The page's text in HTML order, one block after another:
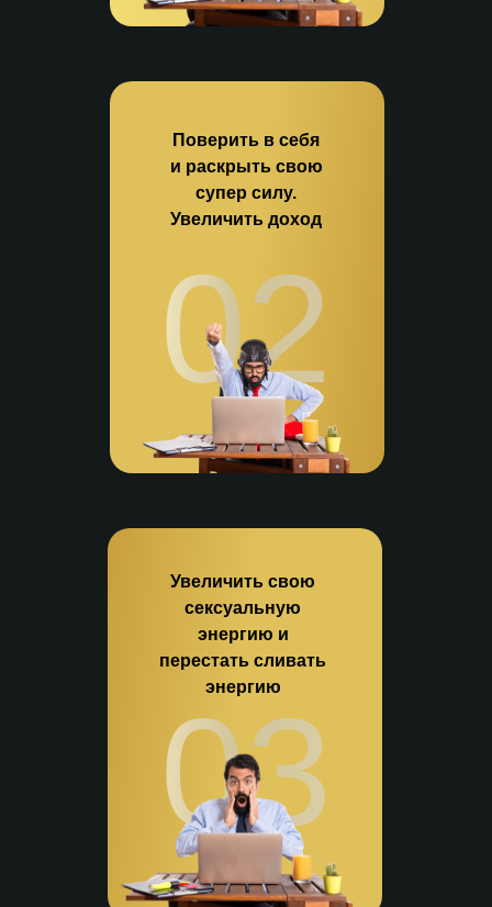
02
03
Поверить в себя
и раскрыть свою
супер силу.
Увеличить доход
Увеличить свою
сексуальную
энергию и
перестать сливать
энергию